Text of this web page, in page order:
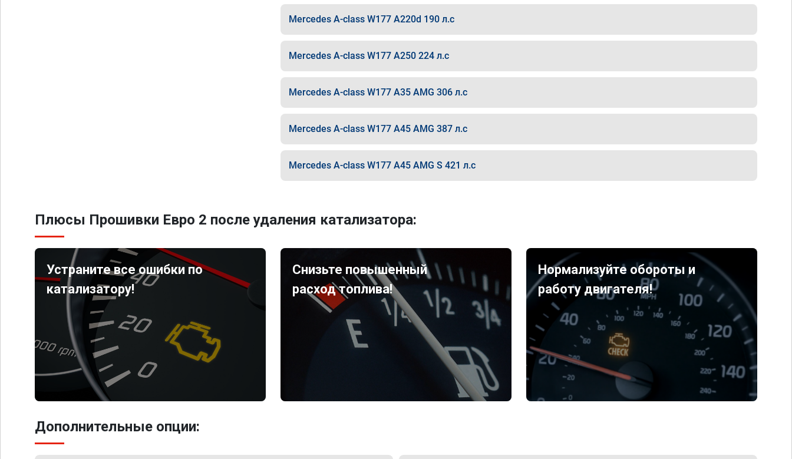
Mercedes A-class W177 A220d 190 л.с
Mercedes A-class W177 A250 224 л.с
Mercedes A-class W177 A35 AMG 306 л.с
Mercedes A-class W177 A45 AMG 387 л.с
Mercedes A-class W177 A45 AMG S 421 л.с
Плюсы Прошивки Евро 2 после удаления катализатора:
Устраните все ошибки по
катализатору!
Снизьте повышенный
расход топлива!
Нормализуйте обороты и
работу двигателя!
Дополнительные опции: